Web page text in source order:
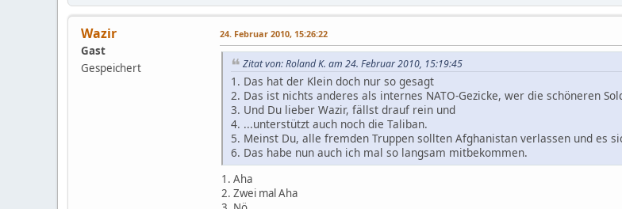
Wazir
Gast
Gespeichert
24. Februar 2010, 15:26:22
Zitat von: Roland K. am 24. Februar 2010, 15:19:45
1. Das hat der Klein doch nur so gesagt
2. Das ist nichts anderes als internes NATO-Gezicke, wer die schöneren
3. Und Du lieber Wazir, fällst drauf rein und
4. ...unterstützt auch noch die Taliban.
5. Meinst Du, alle fremden Truppen sollten Afghanistan verlassen und es
6. Das habe nun auch ich mal so langsam mitbekommen.
1. Aha
2. Zwei mal Aha